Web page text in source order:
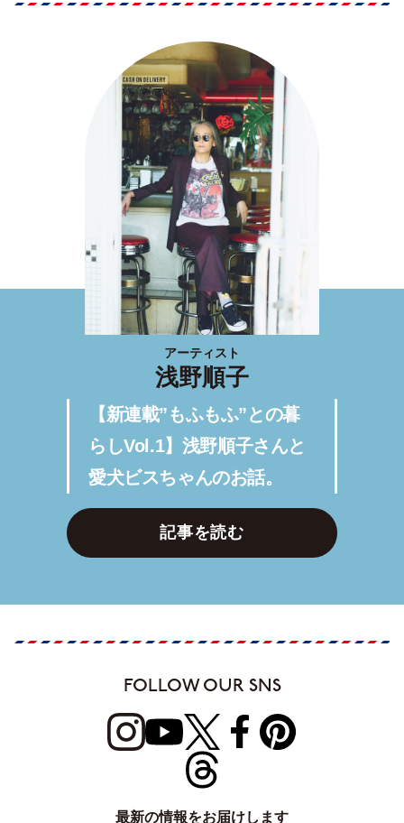
アーティスト
浅野順子
【新連載”もふもふ”との暮
らしVol.1】浅野順子さんと
愛犬ビスちゃんのお話。
記事を読む
FOLLOW OUR SNS
最新の情報をお届けします